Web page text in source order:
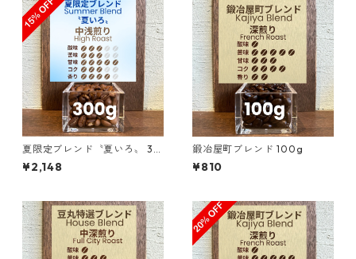
夏限定ブレンド〝夏いろ〟 30
0g（100g単価の15％OFF）
¥2,148
鍛冶屋町ブレンド 100g
¥810